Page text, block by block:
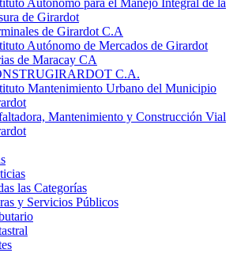
Autónomo para el Manejo Integral de la
de Girardot
de Girardot C.A
Autónomo de Mercados de Girardot
de Maracay CA
C.A.
Mantenimiento Urbano del Municipio
Mantenimiento y Construcción Vial
las Categorías
y Servicios Públicos